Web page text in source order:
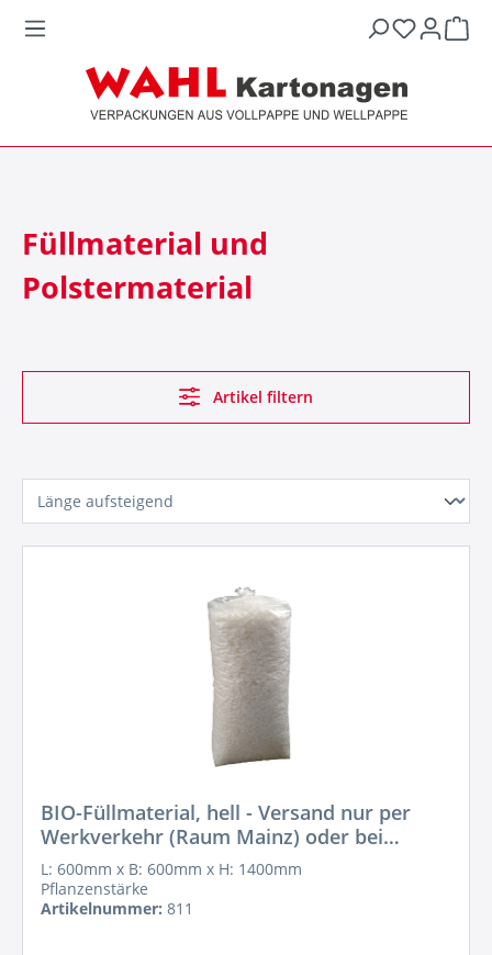
Füllmaterial und
Polstermaterial
Artikel filtern
BIO-Füllmaterial, hell - Versand nur per
Werkverkehr (Raum Mainz) oder bei
Abholung!
L: 600mm x B: 600mm x H: 1400mm
Pflanzenstärke
Artikelnummer: 811